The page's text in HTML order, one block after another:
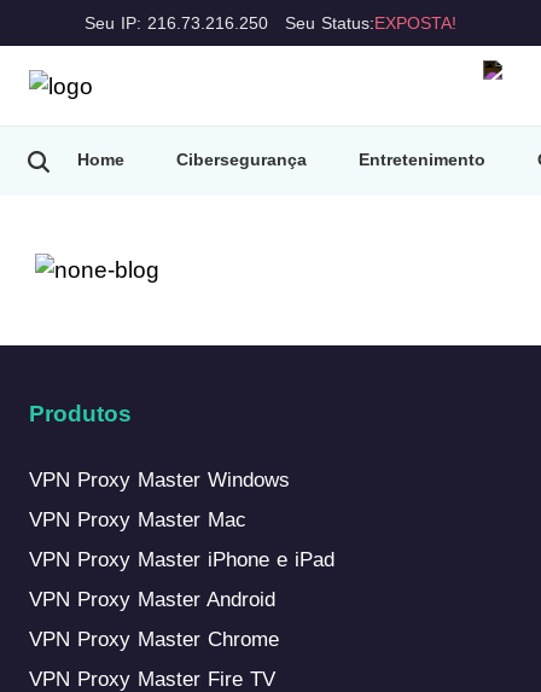
Seu IP: 216.73.216.250 Seu Status:EXPOSTA!
Home Cibersegurança Entretenimento
Produtos
VPN Proxy Master Windows
VPN Proxy Master Mac
VPN Proxy Master iPhone e iPad
VPN Proxy Master Android
VPN Proxy Master Chrome
VPN Proxy Master Fire TV